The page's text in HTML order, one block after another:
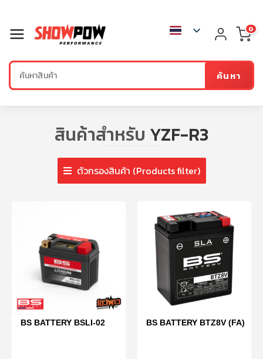
ค้นหา
0
สินค้าสำหรับ YZF-R3
ตัวกรองสินค้า (Products filter)
BS BATTERY BSLI-02 BS BATTERY BTZ8V (FA)